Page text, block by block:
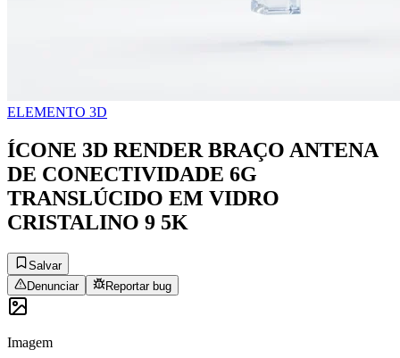
ELEMENTO 3D
ÍCONE 3D RENDER BRAÇO ANTENA
DE CONECTIVIDADE 6G
TRANSLÚCIDO EM VIDRO
CRISTALINO 9 5K
Salvar
Denunciar
Reportar bug
Imagem